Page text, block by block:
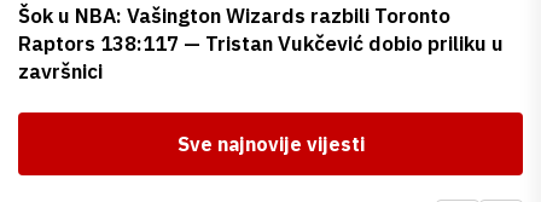
Šok u NBA: Vašington Wizards razbili Toronto
Raptors 138:117 — Tristan Vukčević dobio priliku u
završnici
Sve najnovije vijesti